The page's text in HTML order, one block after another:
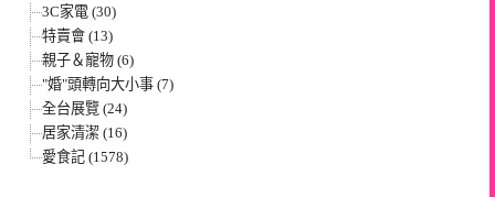
3C家電 (30)
特賣會 (13)
親子＆寵物 (6)
"婚"頭轉向大小事 (7)
全台展覽 (24)
居家清潔 (16)
愛食記 (1578)